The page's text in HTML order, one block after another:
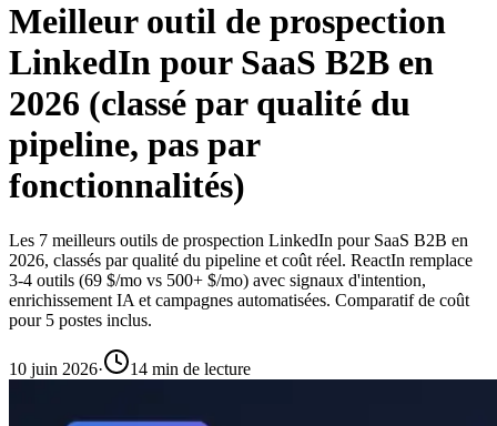
Meilleur outil de prospection
LinkedIn pour SaaS B2B en
2026 (classé par qualité du
pipeline, pas par
fonctionnalités)
Les 7 meilleurs outils de prospection LinkedIn pour SaaS B2B en
2026, classés par qualité du pipeline et coût réel. ReactIn remplace
3-4 outils (69 $/mo vs 500+ $/mo) avec signaux d'intention,
enrichissement IA et campagnes automatisées. Comparatif de coût
pour 5 postes inclus.
10 juin 2026· 14 min de lecture